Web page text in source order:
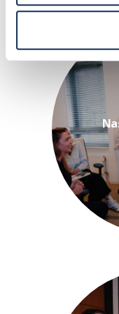
Bij
met een